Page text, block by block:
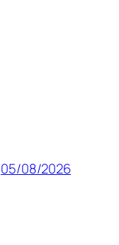
05/08/2026